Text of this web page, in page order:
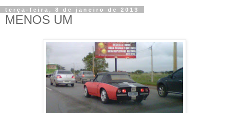
terça-feira, 8 de janeiro de 2013
MENOS UM